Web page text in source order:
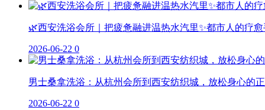
🌿西安洗浴会所｜把疲惫融进温热水汽里✨都市人的疗愈
2026-06-22 0
男士桑拿洗浴：从杭州会所到西安纺织城，放松身心的
2026-06-22 0